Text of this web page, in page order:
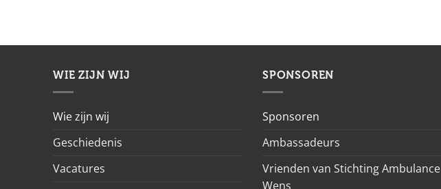
WIE ZIJN WIJ
Wie zijn wij
Geschiedenis
Vacatures
SPONSOREN
Sponsoren
Ambassadeurs
Vrienden van Stichting Ambulance
Wens